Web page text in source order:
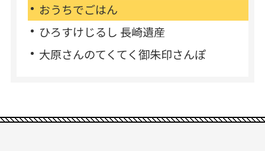
おうちでごはん
ひろすけじるし 長崎遺産
大原さんのてくてく御朱印さんぽ